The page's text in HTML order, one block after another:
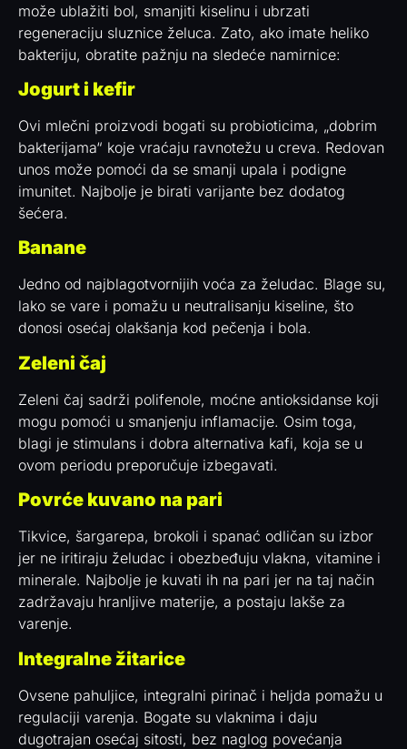
može ublažiti bol, smanjiti kiselinu i ubrzati
regeneraciju sluznice želuca. Zato, ako imate heliko
bakteriju, obratite pažnju na sledeće namirnice:
Jogurt i kefir
Ovi mlečni proizvodi bogati su probioticima, „dobrim
bakterijama“ koje vraćaju ravnotežu u creva. Redovan
unos može pomoći da se smanji upala i podigne
imunitet. Najbolje je birati varijante bez dodatog
šećera.
Banane
Jedno od najblagotvornijih voća za želudac. Blage su,
lako se vare i pomažu u neutralisanju kiseline, što
donosi osećaj olakšanja kod pečenja i bola.
Zeleni čaj
Zeleni čaj sadrži polifenole, moćne antioksidanse koji
mogu pomoći u smanjenju inflamacije. Osim toga,
blagi je stimulans i dobra alternativa kafi, koja se u
ovom periodu preporučuje izbegavati.
Povrće kuvano na pari
Tikvice, šargarepa, brokoli i spanać odličan su izbor
jer ne iritiraju želudac i obezbeđuju vlakna, vitamine i
minerale. Najbolje je kuvati ih na pari jer na taj način
zadržavaju hranljive materije, a postaju lakše za
varenje.
Integralne žitarice
Ovsene pahuljice, integralni pirinač i heljda pomažu u
regulaciji varenja. Bogate su vlaknima i daju
dugotrajan osećaj sitosti, bez naglog povećanja